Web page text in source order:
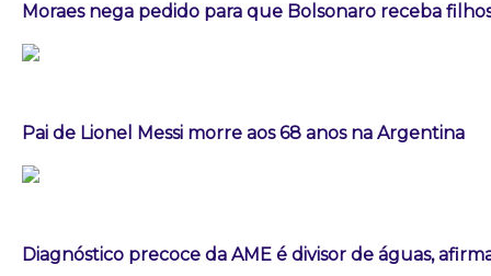
Moraes nega pedido para que Bolsonaro receba
Pai de Lionel Messi morre aos 68 anos na Argentina
Diagnóstico precoce da AME é divisor de águas,